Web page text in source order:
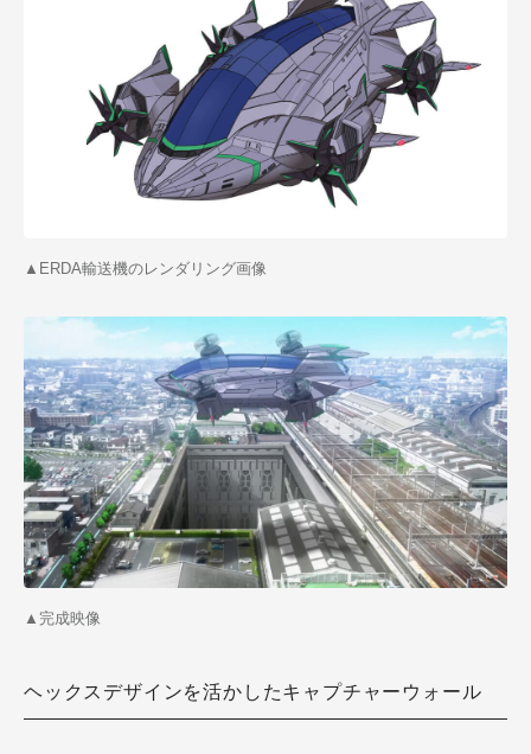
▲ERDA輸送機のレンダリング画像
▲完成映像
ヘックスデザインを活かしたキャプチャーウォール